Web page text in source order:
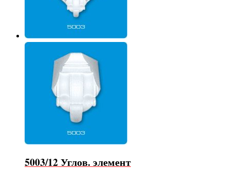
5003/12 Углов. элемент